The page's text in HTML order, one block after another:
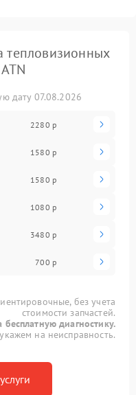
тепловизионных
дату 07.08.2026
2280 р
1580 р
1580 р
1080 р
3480 р
700 р
без учета
стоимости запчастей.
бесплатную диагностику.
на неисправность.